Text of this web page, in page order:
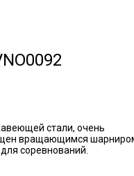
стали, очень
вращающимся
соревнований.